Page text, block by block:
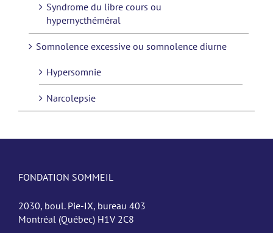
Syndrome du libre cours ou
hypernycthéméral
Somnolence excessive ou somnolence diurne
Hypersomnie
Narcolepsie
FONDATION SOMMEIL
2030, boul. Pie-IX, bureau 403
Montréal (Québec) H1V 2C8